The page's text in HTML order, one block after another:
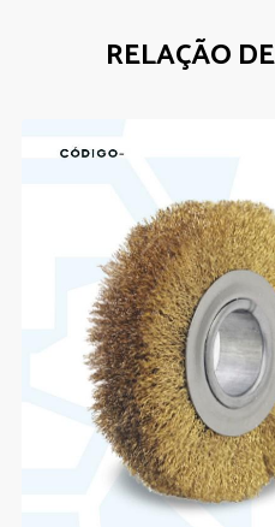
RELAÇÃO